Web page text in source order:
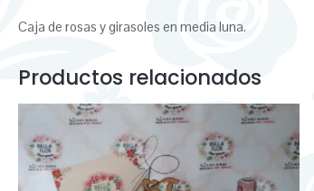
Caja de rosas y girasoles en media luna.
Productos relacionados